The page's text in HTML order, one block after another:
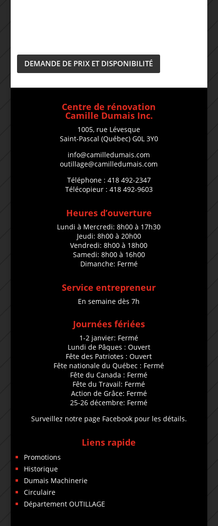
DEMANDE DE PRIX ET DISPONIBILITÉ
Centre de rénovation
Camille Dumais Inc.
1005, rue Lévesque
Saint-Pascal (Québec) G0L 3Y0
info@camilledumais.com
outillage@camilledumais.com
Téléphone : 418 492-2347
Télécopieur : 418 492-9603
Heures d’ouverture
Lundi à Mercredi: 8h00 à 17h30
Jeudi: 8h00 à 20h00
Vendredi: 8h00 à 18h00
Samedi: 8h00 à 16h00
Dimanche: Fermé
Service entrepreneur
En semaine dès 7h
Journées fériées
1-2 janvier: Fermé
Lundi de Pâques : Ouvert
Fête des Patriotes : Ouvert
Fête nationale du Québec : Fermé
Fête du Canada : Fermé
Fête du Travail: Fermé
Action de Grâce: Fermé
25-26 décembre: Fermé
Surveillez notre page Facebook pour les détails.
Liens rapide
Promotions
Historique
Dumais Machinerie
Circulaire
Département OUTILLAGE